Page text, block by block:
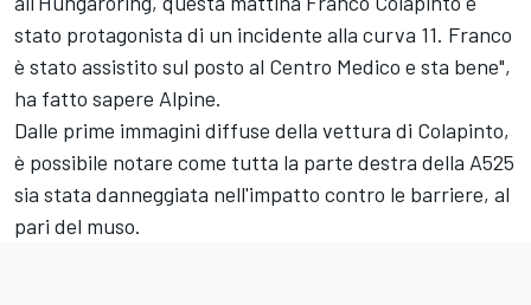
stato protagonista di un incidente alla curva 11. Franco
è stato assistito sul posto al Centro Medico e sta bene",
ha fatto sapere Alpine.
Dalle prime immagini diffuse della vettura di Colapinto,
è possibile notare come tutta la parte destra della A525
sia stata danneggiata nell'impatto contro le barriere, al
pari del muso.